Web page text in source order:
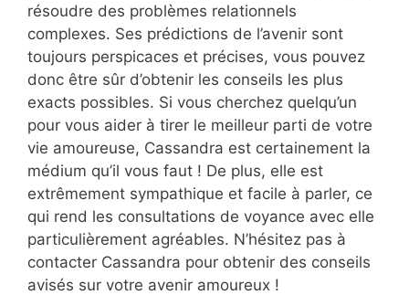
résoudre des problèmes relationnels
complexes. Ses prédictions de l’avenir sont
toujours perspicaces et précises, vous pouvez
donc être sûr d’obtenir les conseils les plus
exacts possibles. Si vous cherchez quelqu’un
pour vous aider à tirer le meilleur parti de votre
vie amoureuse, Cassandra est certainement la
médium qu’il vous faut ! De plus, elle est
extrêmement sympathique et facile à parler, ce
qui rend les consultations de voyance avec elle
particulièrement agréables. N’hésitez pas à
contacter Cassandra pour obtenir des conseils
avisés sur votre avenir amoureux !